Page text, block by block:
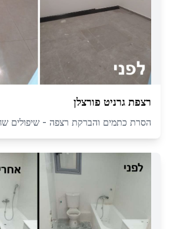
רצפת גרניט פורצלן
הסרת כתמים והברקת רצפה - שיפולים